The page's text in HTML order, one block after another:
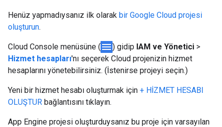
Henüz yapmadıysanız ilk olarak bir Google Cloud projesi
oluşturun.
Cloud Console menüsüne (menu) gidip IAM ve Yönetici >
Hizmet hesapları'nı seçerek Cloud projenizin hizmet
hesaplarını yönetebilirsiniz. (İstenirse projeyi seçin.)
Yeni bir hizmet hesabı oluşturmak için + HİZMET HESABI
OLUŞTUR bağlantısını tıklayın.
App Engine projesi oluşturduysanız bu proje için varsayılan